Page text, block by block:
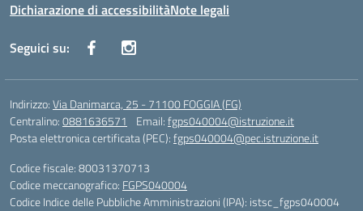
Dichiarazione di accessibilitàNote legali
Seguici su:
Indirizzo:Via Danimarca, 25 - 71100 FOGGIA (FG)
Centralino:0881636571 Email:fgps040004@istruzione.it
Posta elettronica certificata (PEC):fgps040004@pec.istruzione.it
Codice fiscale: 80031370713
Codice meccanografico: FGPS040004
Codice Indice delle Pubbliche Amministrazioni (IPA): istsc_fgps040004